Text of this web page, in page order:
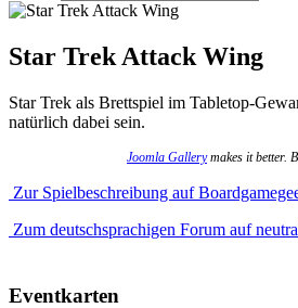
Star Trek Attack Wing
Star Trek als Brettspiel im Tabletop-
natürlich dabei sein.
Joomla Gallerymakes it better.
Zur Spielbeschreibung auf
Zum deutschsprachigen Forum auf
Eventkarten